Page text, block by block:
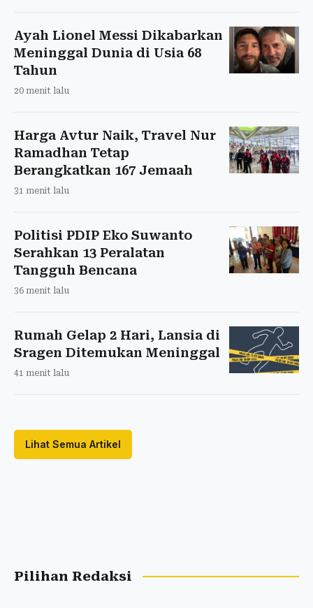
Ayah Lionel Messi Dikabarkan
Meninggal Dunia di Usia 68
Tahun
20 menit lalu
Harga Avtur Naik, Travel Nur
Ramadhan Tetap
Berangkatkan 167 Jemaah
31 menit lalu
Politisi PDIP Eko Suwanto
Serahkan 13 Peralatan
Tangguh Bencana
36 menit lalu
Rumah Gelap 2 Hari, Lansia di
Sragen Ditemukan Meninggal
41 menit lalu
Lihat Semua Artikel
Pilihan Redaksi